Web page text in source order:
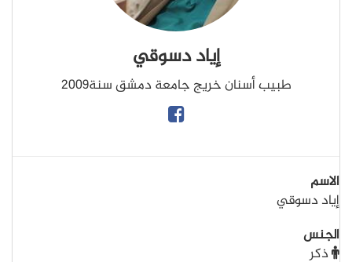
إياد دسوقي
طبيب أسنان خريج جامعة دمشق سنة2009
الاسم
إياد دسوقي
الجنس
ذكر